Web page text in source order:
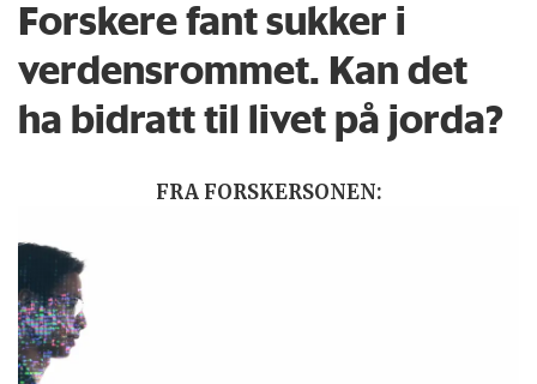
Forskere fant sukker i
verdensrommet. Kan det
ha bidratt til livet på jorda?
FRA FORSKERSONEN: